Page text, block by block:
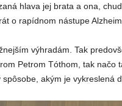
hlava jej brata a ona,
o rapídnom nástupe
výhradám. Tak
Petrom Tóthom, tak načo
akým je vykreslená